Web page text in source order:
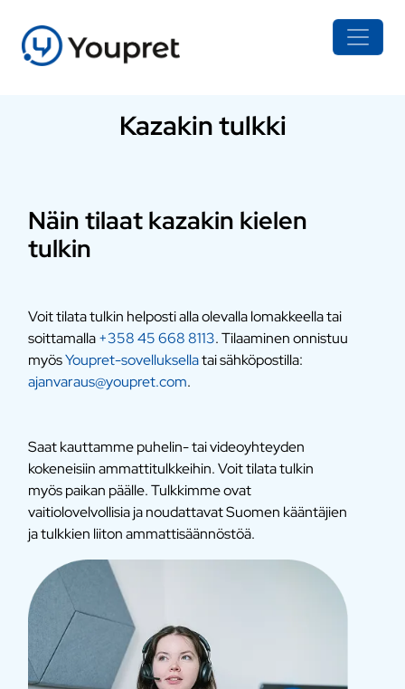
Kazakin tulkki
Näin tilaat kazakin kielen
tulkin
Voit tilata tulkin helposti alla olevalla lomakkeella tai
soittamalla+358 45 668 8113. Tilaaminen onnistuu
myösYoupret-sovelluksellatai sähköpostilla:
ajanvaraus@youpret.com.
Saat kauttamme puhelin- tai videoyhteyden
kokeneisiin ammattitulkkeihin. Voit tilata tulkin
myös paikan päälle. Tulkkimme ovat
vaitiolovelvollisia ja noudattavat Suomen kääntäjien
ja tulkkien liiton ammattisäännöstöä.